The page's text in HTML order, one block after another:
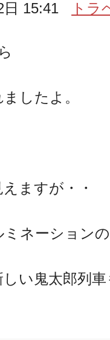
日 15:41 トラ
したよ。
ますが・・
ネーション
い鬼太郎列